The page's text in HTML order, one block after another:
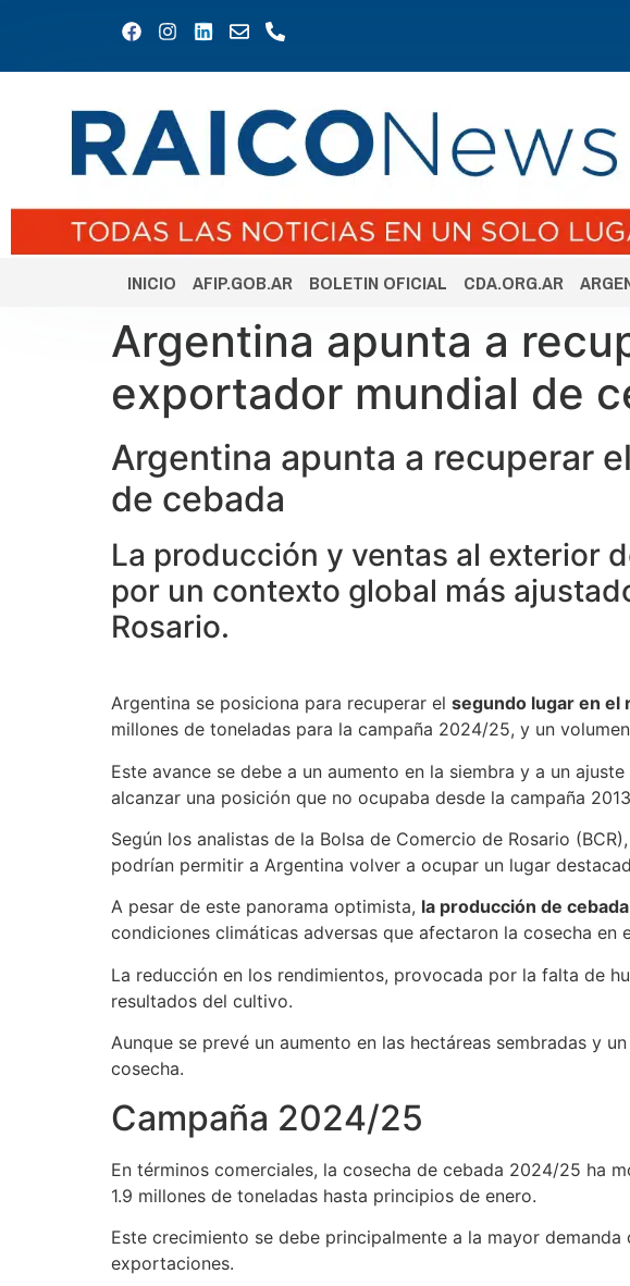
INICIO AFIP.GOB.AR BOLETIN OFICIAL CDA.ORG.AR
Argentina apunta a
exportador mundial de
Argentina apunta a recuperar
de cebada
La producción y ventas al exterior
por un contexto global más
Rosario.
Argentina se posiciona para recuperar el segundo lugar en el
millones de toneladas para la campaña 2024/25, y un
Este avance se debe a un aumento en la siembra y a un
alcanzar una posición que no ocupaba desde la campaña
Según los analistas de la Bolsa de Comercio de Rosario
podrían permitir a Argentina volver a ocupar un lugar
A pesar de este panorama optimista, la producción de
condiciones climáticas adversas que afectaron la cosecha en
La reducción en los rendimientos, provocada por la falta de
resultados del cultivo.
Aunque se prevé un aumento en las hectáreas sembradas y
cosecha.
Campaña 2024/25
En términos comerciales, la cosecha de cebada 2024/25 ha
1.9 millones de toneladas hasta principios de enero.
Este crecimiento se debe principalmente a la mayor demanda
exportaciones.